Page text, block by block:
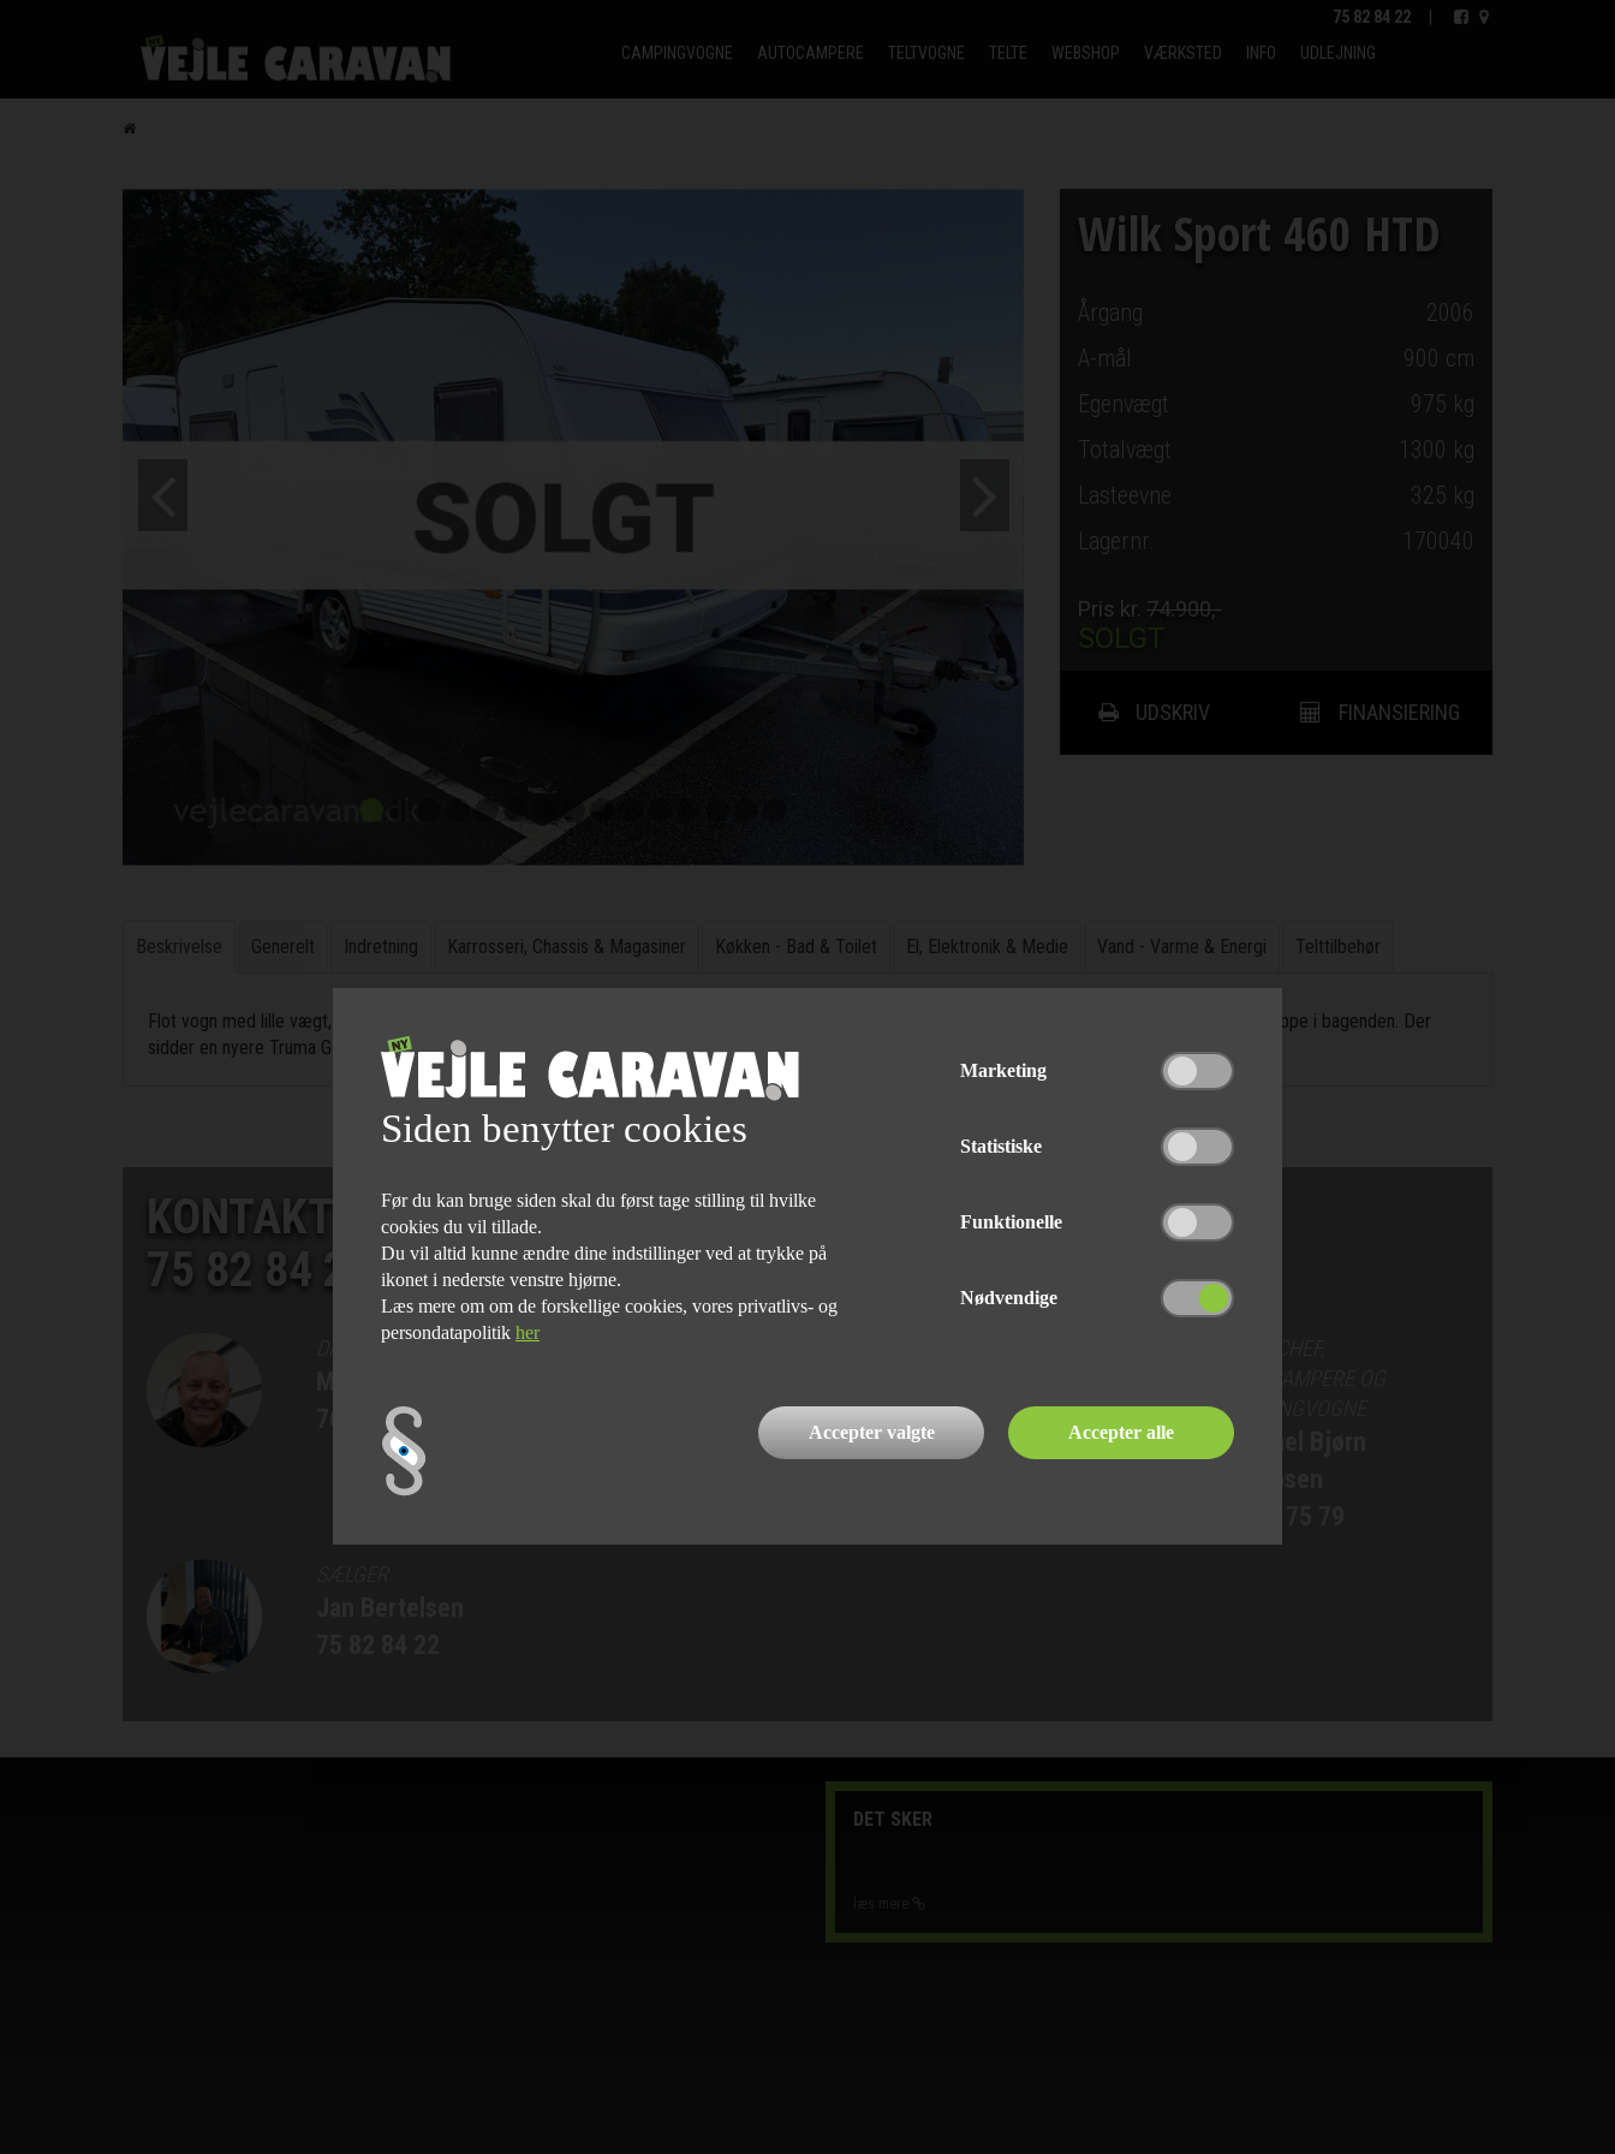
75 82 84 22
CAMPINGVOGNE
AUTOCAMPERE TELTVOGNE TELTE WEBSHOP VÆRKSTED INFO UDLEJNING
Wilk Sport 460 HTD
Årgang
2006
A-mål
900 cm
Egenvægt
975 kg
Totalvægt
1300 kg
Lasteevne
325 kg
Lagernr.
170040
Pris kr. 74.900,-
SOLGT
UDSKRIV FINANSIERING
Beskrivelse Generelt Indretning Karrosseri, Chassis & Magasiner Køkken - Bad & Toilet El, Elektronik & Medie Vand - Varme & Energi Telttilbehør
Flot vogn med lille vægt, kan vejes helt ned til 1100 kg total vægt. Den har dobbelt seng og toilet i fronten, køkken og klædeskab i midt, og runsiddegruppe i bagenden. Der
sidder en nyere Truma Go2 mover på og der medfølger et Isabella Capri vintertelt. Prisen er inkl. leveringsomkostninger og nr. plade.
Med forbehold for tryk og taste fejl af udstyr på alle vogne
KONTAKT SALGSAFDELINGEN
75 82 84 22
DIREKTØR
76 90 75 77
76 90 75 75
CAMPINGVOGNE
Michael Bjørn
DET SKER
Siden benytter cookies
Før du kan bruge siden skal du først tage stilling til hvilke
cookies du vil tillade.
Du vil altid kunne ændre dine indstillinger ved at trykke på
ikonet i nederste venstre hjørne.
Læs mere om om de forskellige cookies, vores privatlivs- og
persondatapolitik her
Marketing
Statistiske
Funktionelle
Nødvendige
Accepter valgte Accepter alle